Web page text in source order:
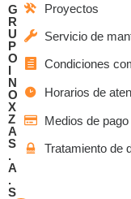
G
R
U
P
O
I
N
O
X
Z
A
S
.
A
.
S
Proyectos
Servicio de
Condiciones
Horarios de
Medios de pago
Tratamiento de